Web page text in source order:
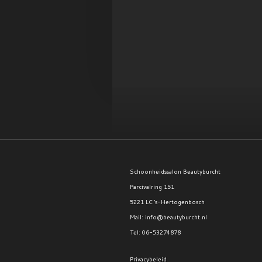
Schoonheidssalon Beautyburcht
Parcivalring 151
5221 LC 's-Hertogenbosch
Mail: info@beautyburcht.nl
Tel: 06-53274878
Privacybeleid